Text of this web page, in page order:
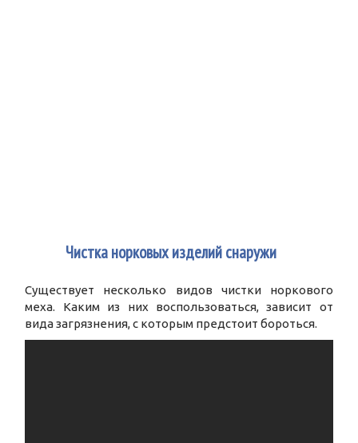
Чистка норковых изделий снаружи
Существует несколько видов чистки норкового
меха. Каким из них воспользоваться, зависит от
вида загрязнения, с которым предстоит бороться.